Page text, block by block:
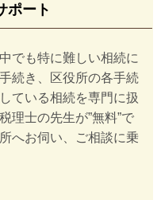
ポート
でも特に難しい相続に
続き、区役所の各手続
ている相続を専門に扱
理士の先生が”無料”で
へお伺い、ご相談に乗